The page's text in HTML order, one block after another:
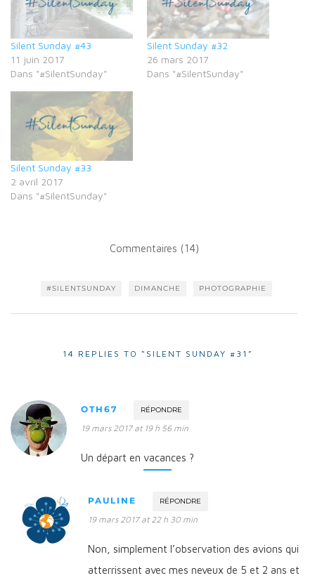
Silent Sunday #43
11 juin 2017
Dans "#SilentSunday"
Silent Sunday #32
26 mars 2017
Dans "#SilentSunday"
Silent Sunday #33
2 avril 2017
Dans "#SilentSunday"
Commentaires (14)
#SILENTSUNDAY DIMANCHE PHOTOGRAPHIE
14 REPLIES TO “SILENT SUNDAY #31”
OTH67 RÉPONDRE
19 mars 2017 at 19 h 56 min
Un départ en vacances ?
PAULINE RÉPONDRE
19 mars 2017 at 22 h 30 min
Non, simplement l’observation des avions qui
atterrissent avec mes neveux de 5 et 2 ans et